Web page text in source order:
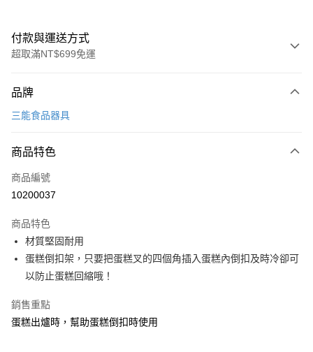
付款與運送方式
超取滿NT$699免運
信用卡一次付款
運送方式
• 付款後全家取貨
• 付款後7-11取貨
每筆NT$60，滿NT$699(含以上)免運費
(請點開選項勾選)
品牌
三能食品器具
商品特色
商品編號
10200037
商品特色
材質堅固耐用
蛋糕倒扣架，只要把蛋糕叉的四個角插入蛋糕內倒扣及時冷卻可
以防止蛋糕回縮哦！
銷售重點
蛋糕出爐時，幫助蛋糕倒扣時使用